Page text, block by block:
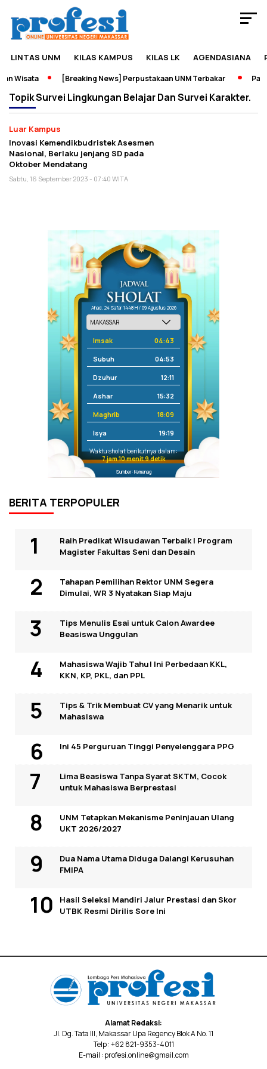
LINTAS UNM KILAS KAMPUS KILAS LK AGENDASIANA
Wisata [Breaking News] Perpustakaan UNM Terbakar
TopikSurvei Lingkungan Belajar Dan Survei Karakter.
Luar Kampus
Inovasi Kemendikbudristek Asesmen
Nasional, Berlaku jenjang SD pada
Oktober Mendatang
Sabtu, 16 September 2023 - 07:40 WITA
Ahad, 24 Safar 1448 H / 09 Agustus 2026
Imsak 04:43
Subuh 04:53
Dzuhur 12:11
Ashar 15:32
Maghrib 18:09
Isya 19:19
Waktu sholat berikutnya dalam:
7 jam 10 menit 9 detik
Sumber: Kemenag
BERITA TERPOPULER
Raih Predikat Wisudawan Terbaik I Program
Magister Fakultas Seni dan Desain
Tahapan Pemilihan Rektor UNM Segera
Dimulai, WR 3 Nyatakan Siap Maju
Tips Menulis Esai untuk Calon Awardee
Beasiswa Unggulan
Mahasiswa Wajib Tahu! Ini Perbedaan KKL,
KKN, KP, PKL, dan PPL
Tips & Trik Membuat CV yang Menarik untuk
Mahasiswa
Ini 45 Perguruan Tinggi Penyelenggara PPG
Lima Beasiswa Tanpa Syarat SKTM, Cocok
untuk Mahasiswa Berprestasi
UNM Tetapkan Mekanisme Peninjauan Ulang
UKT 2026/2027
Dua Nama Utama Diduga Dalangi Kerusuhan
FMIPA
Hasil Seleksi Mandiri Jalur Prestasi dan Skor
UTBK Resmi Dirilis Sore Ini
Alamat Redaksi:
Jl. Dg. Tata III, Makassar Upa Regency Blok A No. 11
Telp : +62 821-9353-4011
E-mail : profesi.online@gmail.com